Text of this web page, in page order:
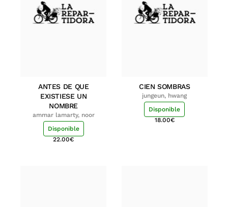
ANTES DE QUE
EXISTIESE UN
NOMBRE
ammar lamarty, noor
Disponible
22.00€
CIEN SOMBRAS
jungeun, hwang
Disponible
18.00€